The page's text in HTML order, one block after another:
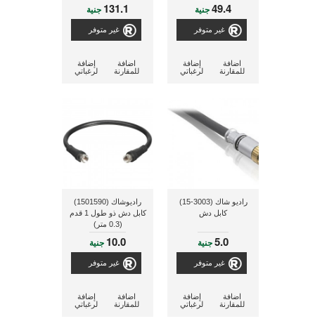
49.4جنية
غير متوفر
إضافة
لرغباتي
اضافة
للمقارنة
131.1 جنية
غير متوفر
إضافة
لرغباتي
اضافة
للمقارنة
راديو شاك (3003-15)
كابل دش
5.0جنية
غير متوفر
إضافة
لرغباتي
اضافة
للمقارنة
راديوشاك (1501590)
كابل دش ذو طول 1 قدم
(0.3 متر)
10.0 جنية
غير متوفر
إضافة
لرغباتي
اضافة
للمقارنة